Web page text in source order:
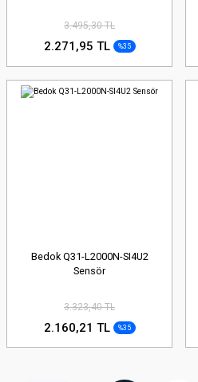
3.495,30 TL
2.271,95 TL %35
Bedok Q31-L2000N-SI4U2
Sensör
3.323,40 TL
2.160,21 TL %35